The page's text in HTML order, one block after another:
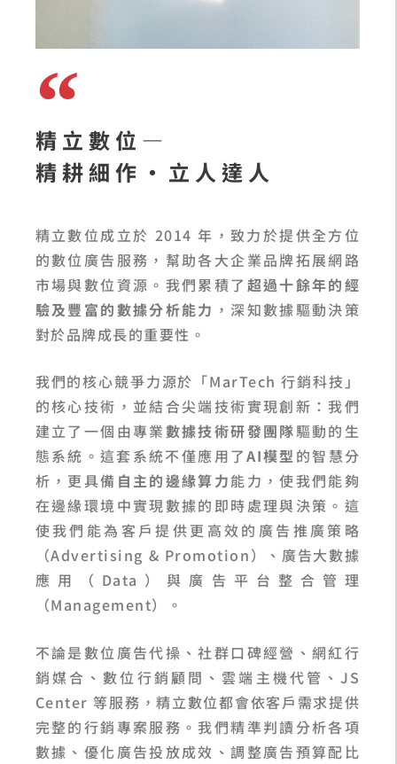
精立數位—
精耕細作·立人達人
精立數位成立於 2014 年，致力於提供全方位
的數位廣告服務，幫助各大企業品牌拓展網路
市場與數位資源。我們累積了 超過十餘年的經
驗及豐富的數據分析能力 ，深知數據驅動決策
對於品牌成長的重要性。
我們的核心競爭力源於「MarTech 行銷科技」
的核心技術，並結合尖端技術實現創新：我們
建立了一個由專業數據技術研發團隊驅動的生
態系統。這套系統不僅應用了AI模型的智慧分
析，更具備 自主的邊緣算力能力，使我們能夠
在邊緣環境中實現數據的即時處理與決策。這
使我們能為客戶提供更高效的廣告推廣策略
（Advertising & Promotion）、廣告大數據
應用（Data）與廣告平台整合管理
（Management）。
不論是數位廣告代操、社群口碑經營、網紅行
銷媒合、數位行銷顧問、雲端主機代管、JS
Center 等服務，精立數位都會依客戶需求提供
完整的行銷專案服務。我們精準判讀分析各項
數據、優化廣告投放成效、調整廣告預算配比